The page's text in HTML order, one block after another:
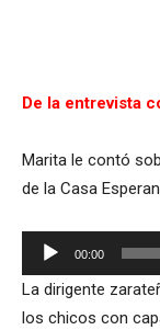
De la entrevista
Marita le contó
de la Casa
Reproductor
de
audio
00:00
La dirigente
los chicos con